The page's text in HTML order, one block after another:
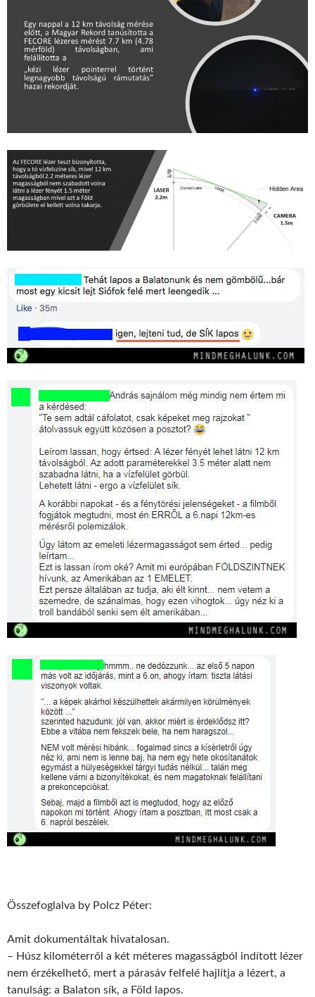
Összefoglalva by Polcz Péter:
Amit dokumentáltak hivatalosan.
– Húsz kilométerről a két méteres magasságból indított lézer
nem érzékelhető, mert a párasáv felfelé hajlítja a lézert, a
tanulság: a Balaton sík, a Föld lapos.